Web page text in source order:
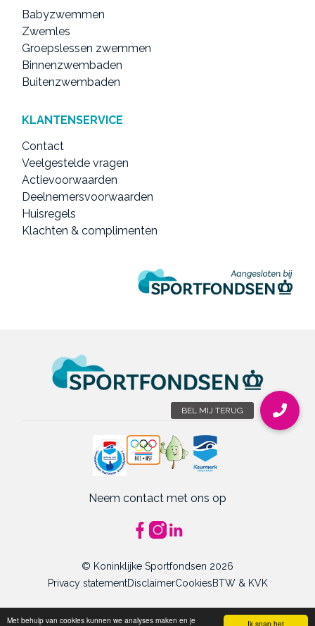
Ik snap het
Met behulp van cookies kunnen we analyses maken en je
Babyzwemmen
Zwemles
Groepslessen zwemmen
Binnenzwembaden
Buitenzwembaden
KLANTENSERVICE
Contact
Veelgestelde vragen
Actievoorwaarden
Deelnemersvoorwaarden
Huisregels
Klachten & complimenten
Neem contact met ons op
© Koninklijke Sportfondsen 2026
Privacy statementDisclaimerCookiesBTW & KVK